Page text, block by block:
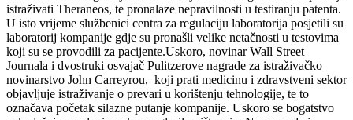
istraživati Theraneos, te pronalaze nepravilnosti u testiranju patenta.
U isto vrijeme službenici centra za regulaciju laboratorija posjetili su
laboratorij kompanije gdje su pronašli velike netačnosti u testovima
koji su se provodili za pacijente.Uskoro, novinar Wall Street
Journala i dvostruki osvajač Pulitzerove nagrade za istraživačko
novinarstvo John Carreyrou, koji prati medicinu i zdravstveni sektor
objavljuje istraživanje o prevari u korištenju tehnologije, te to
označava početak silazne putanje kompanije. Uskoro se bogatstvo